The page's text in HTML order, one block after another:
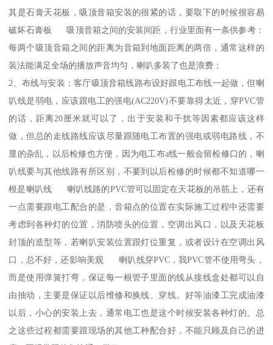
其是石膏天花板，吸顶音箱安装的很紧的话，要取下的时候很容易
破坏石膏板 吸顶音箱之间的安装间距，行业里面有一条供参考：
每两个吸顶音箱之间的距离为音箱到地面距离的两倍，通常这样的
装法能满足全场的播放声音均匀，喇叭多装了也是浪费；
2、布线与安装：客厅吸顶音箱线路布设好跟电工布线一起做，但喇
叭线是弱电，应该跟电工的强电(AC220V)不要靠得太近，穿PVC管
的话，距离20厘米就可以了，出于安装和干扰等因素都应该这样
做，但总的走线路线应该尽量跟随电工布置的强电或弱电路线，不
显的杂乱，以后检修也方便，因为电工布a线一般会留检修口的，喇
叭线要与其他线路有所区别，不要到以后检修的时候都不知道哪一
根是喇叭线 喇叭线路的PVC管可以固定在天花板的吊筋上，还有
一点需要跟电工配合的是，音箱点的位置在实际施工过程中还需要
考虑到各种灯的位置，消防喷头的位置，空调出风口，以及天花板
封顶的造型等，若喇叭安装位置跟灯位重复，或者设计在空调出风
口，总不好，还影响美观 喇叭线穿PVC，我PVC管不使用弯头，
而是使用弹簧打弯，保证每一根管子里面的线从接线盒处都可以自
由抽动，主要是保证以后维修和换线、穿线。好等油漆工完成油漆
以后，小心的安装上去，通常电工也是这个时候安装各种灯的。总
之这些过程都需要跟现场的其他工种配合好，不能只顾及自己的进